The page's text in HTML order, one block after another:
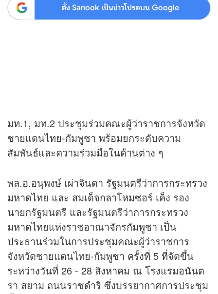
ตั้ง Sanook เป็นข่าวโปรดบน Google
มท.1, มท.2 ประชุมร่วมคณะผู้ว่าราชการจังหวัด
ชายแดนไทย-กัมพูชา พร้อมยกระดับความ
สัมพันธ์และความร่วมมือในด้านต่าง ๆ
พล.อ.อนุพงษ์ เผ่าจินดา รัฐมนตรีว่าการกระทรวง
มหาดไทย และ สมเด็จกลาโหมซอร์ เค็ง รอง
นายกรัฐมนตรี และรัฐมนตรีว่าการกระทรวง
มหาดไทยแห่งราชอาณาจักรกัมพูชา เป็น
ประธานร่วมในการประชุมคณะผู้ว่าราชการ
จังหวัดชายแดนไทย-กัมพูชา ครั้งที่ 5 ที่จัดขึ้น
ระหว่างวันที่ 26 - 28 สิงหาคม ณ โรงแรมอนันต
รา สยาม ถนนราชดำริ ซึ่งบรรยากาศการประชุม